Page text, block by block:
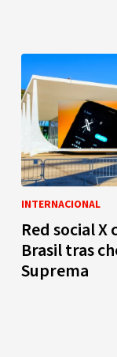
INTERNACIONAL
Red social
Brasil tras
Suprema